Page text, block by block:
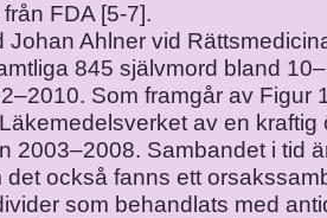
FDA [5-7].
Johan Ahlner vid
845 självmord bland
Som framgår av Figur
av en kraftig
2003–2008. Sambandet i tid
det också fanns ett
som behandlats med